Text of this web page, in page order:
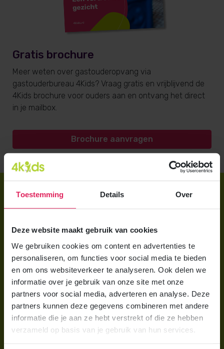
Toestemming Details Over
Deze website maakt gebruik van cookies
We gebruiken cookies om content en advertenties te
personaliseren, om functies voor social media te bieden
en om ons websiteverkeer te analyseren. Ook delen we
informatie over je gebruik van onze site met onze
partners voor social media, adverteren en analyse. Deze
partners kunnen deze gegevens combineren met andere
informatie die je aan ze hebt verstrekt of die ze hebben
verzameld op basis van je gebruik van hun services.
Gratis brochure
Meer weten over gastouderopvang via
gastouderbureau 4Kids? Vraag gratis en vrijblijvend de
4Kids brochure voor ouders aan en ontvang het direct
in je mailbox.
Brochure aanvragen
Direct regelen
Aanmelden bij 4Kids
Brochure aanvragen
Berekening maken
Wat is gastouderopvang?
Wat kost een gastouder?
Hoe vind ik een gastouder?